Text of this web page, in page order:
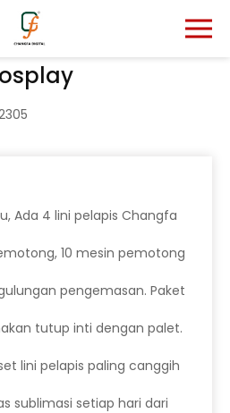
Olahraga & Cosplay
Ada 4 lini pelapis Changfa
10 mesin pemotong
pengemasan. Paket
tutup inti dengan palet.
lini pelapis paling canggih
sublimasi setiap hari dari